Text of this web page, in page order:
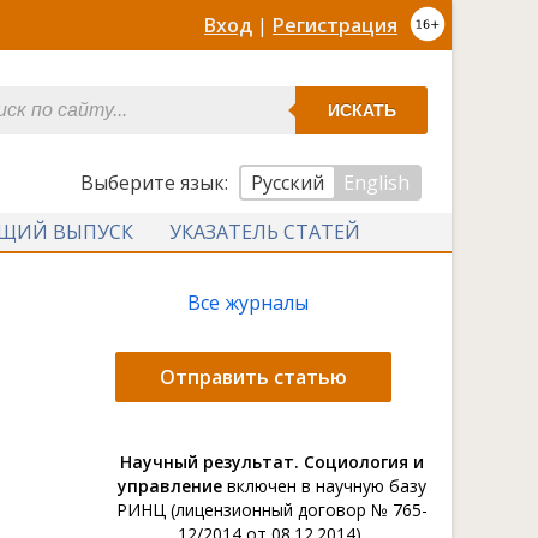
Вход | Регистрация
ИСКАТЬ
Выберите язык: Русский
English
ВЫПУСК
УКАЗАТЕЛЬ СТАТЕЙ
Все журналы
Отправить статью
Научный результат. Социология и
управлениевключен в научную базу
РИНЦ (лицензионный договор № 765-